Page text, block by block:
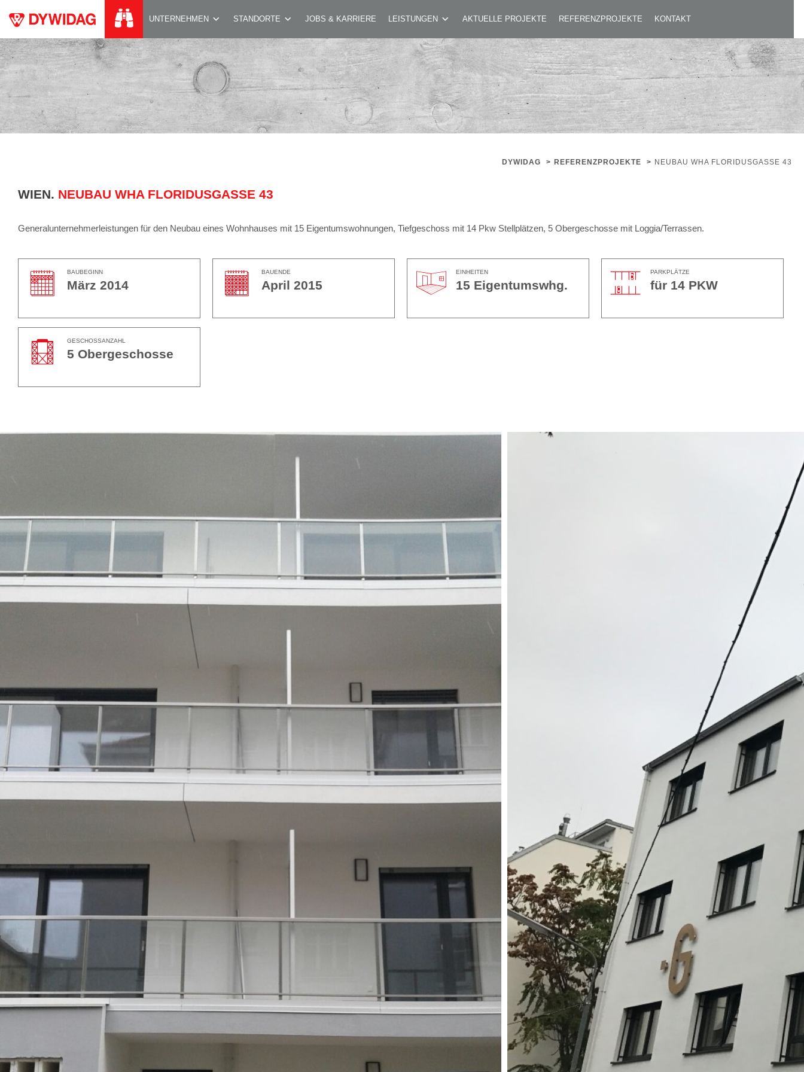
UNTERNEHMEN STANDORTE JOBS & KARRIERE LEISTUNGEN AKTUELLE PROJEKTE REFERENZPROJEKTE KONTAKT
NEUBAU WHA FLORIDUSGASSE 43
DYWIDAG > REFERENZPROJEKTE > NEUBAU WHA FLORIDUSGASSE 43
WIEN. NEUBAU WHA FLORIDUSGASSE 43
Generalunternehmerleistungen für den Neubau eines Wohnhauses mit 15 Eigentumswohnungen, Tiefgeschoss mit 14 Pkw Stellplätzen, 5 Obergeschosse mit Loggia/Terrassen.
BAUBEGINN
März 2014
BAUENDE
April 2015
EINHEITEN
15 Eigentumswhg.
PARKPLÄTZE
für 14 PKW
GESCHOSSANZAHL
5 Obergeschosse